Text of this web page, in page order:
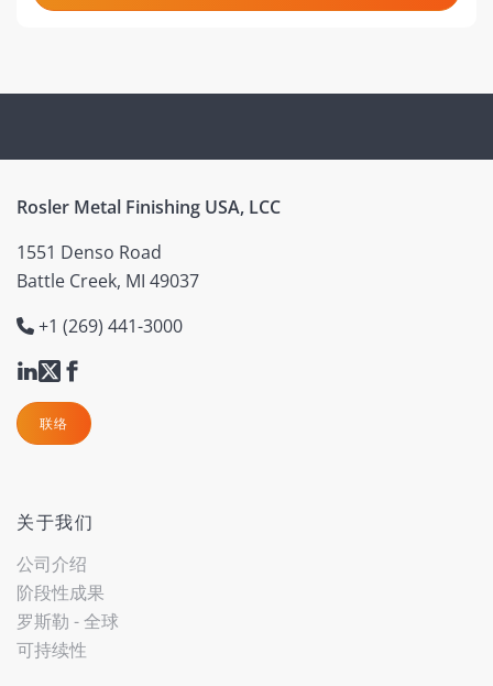
Rosler Metal Finishing USA, LCC
1551 Denso Road
Battle Creek, MI 49037
+1 (269) 441-3000
联络
关于我们
公司介绍
阶段性成果
罗斯勒 - 全球
可持续性